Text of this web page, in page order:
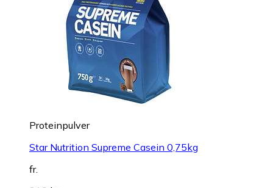
Proteinpulver
Star Nutrition Supreme Casein 0,75kg
fr.